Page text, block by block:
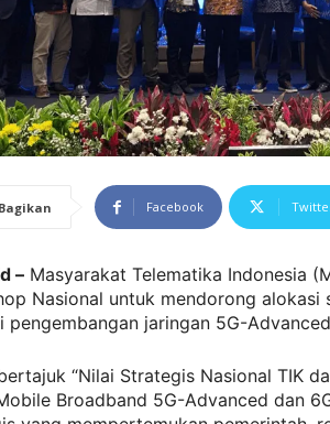
Bagikan Facebook
– Masyarakat Telematika Indonesia
Nasional untuk mendorong
pengembangan jaringan 5G-
“Nilai Strategis Nasional TIK
Broadband 5G-Advanced dan